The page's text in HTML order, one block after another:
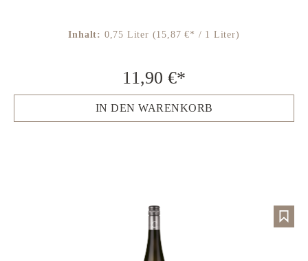
Inhalt: 0,75 Liter (15,87 €* / 1 Liter)
11,90 €*
IN DEN WARENKORB